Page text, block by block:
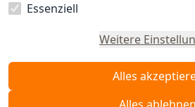
Essenziell
Weitere
Alles
Vertrag
widerrufen